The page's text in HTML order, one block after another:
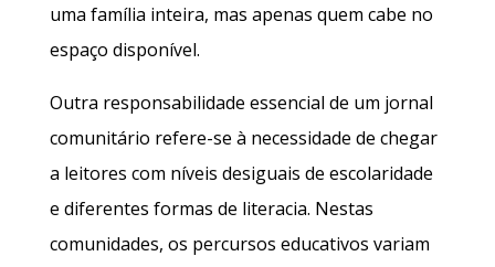
uma família inteira, mas apenas quem cabe no
espaço disponível.
Outra responsabilidade essencial de um jornal
comunitário refere-se à necessidade de chegar
a leitores com níveis desiguais de escolaridade
e diferentes formas de literacia. Nestas
comunidades, os percursos educativos variam